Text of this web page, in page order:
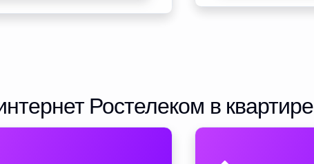
Ростелеком в квартире